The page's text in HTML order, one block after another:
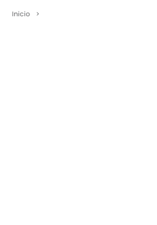
Inicio >